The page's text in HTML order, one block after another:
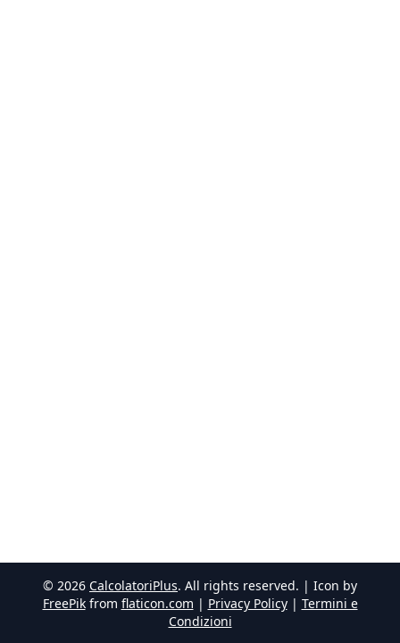
© 2026 CalcolatoriPlus. All rights reserved. | Icon by
FreePik from flaticon.com | Privacy Policy| Termini e
Condizioni